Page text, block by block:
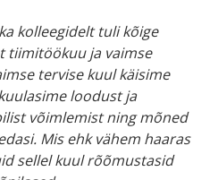
kolleegidelt tuli kõige
tiimitöökuu ja vaimse
tervise kuul käisime
loodust ja
võimlemist ning mõned
Mis ehk vähem haaras
sellel kuul rõõmustasid